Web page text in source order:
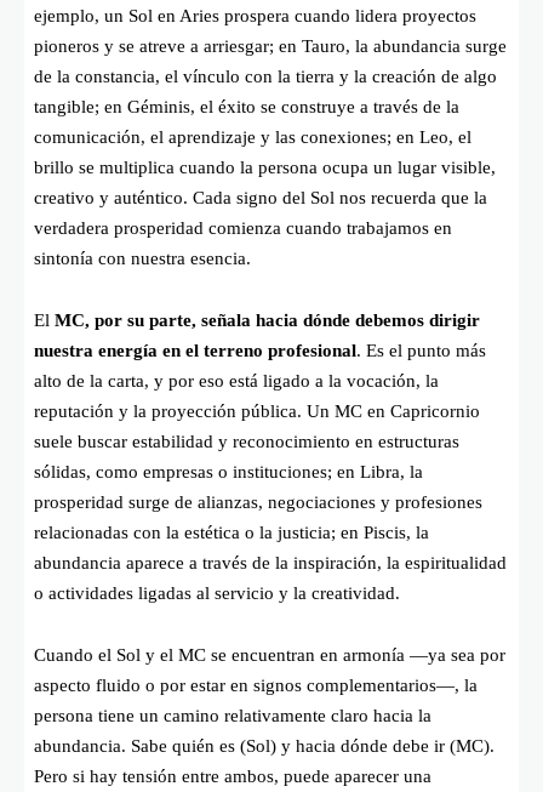
ejemplo, un Sol en Aries prospera cuando lidera proyectos
pioneros y se atreve a arriesgar; en Tauro, la abundancia surge
de la constancia, el vínculo con la tierra y la creación de algo
tangible; en Géminis, el éxito se construye a través de la
comunicación, el aprendizaje y las conexiones; en Leo, el
brillo se multiplica cuando la persona ocupa un lugar visible,
creativo y auténtico. Cada signo del Sol nos recuerda que la
verdadera prosperidad comienza cuando trabajamos en
sintonía con nuestra esencia.
El MC, por su parte, señala hacia dónde debemos dirigir
nuestra energía en el terreno profesional. Es el punto más
alto de la carta, y por eso está ligado a la vocación, la
reputación y la proyección pública. Un MC en Capricornio
suele buscar estabilidad y reconocimiento en estructuras
sólidas, como empresas o instituciones; en Libra, la
prosperidad surge de alianzas, negociaciones y profesiones
relacionadas con la estética o la justicia; en Piscis, la
abundancia aparece a través de la inspiración, la espiritualidad
o actividades ligadas al servicio y la creatividad.
Cuando el Sol y el MC se encuentran en armonía —ya sea por
aspecto fluido o por estar en signos complementarios—, la
persona tiene un camino relativamente claro hacia la
abundancia. Sabe quién es (Sol) y hacia dónde debe ir (MC).
Pero si hay tensión entre ambos, puede aparecer una